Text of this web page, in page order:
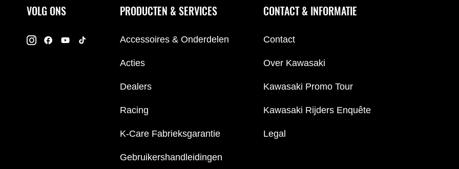
VOLG ONS PRODUCTEN & SERVICES
Accessoires & Onderdelen
Acties
Dealers
Racing
K-Care Fabrieksgarantie
Gebruikershandleidingen
CONTACT & INFORMATIE
Contact
Over Kawasaki
Kawasaki Promo Tour
Kawasaki Rijders Enquête
Legal